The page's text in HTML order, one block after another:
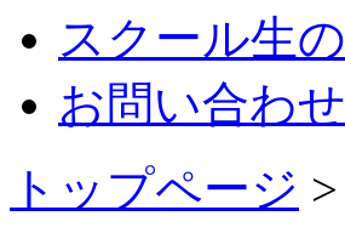
スクール生
お問い合わせ
トップページ